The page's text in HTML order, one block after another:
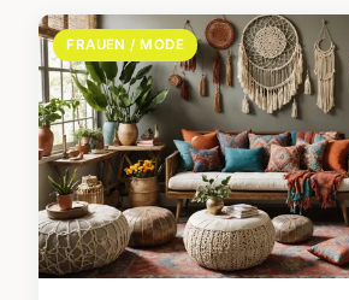
FRAUEN / MODE